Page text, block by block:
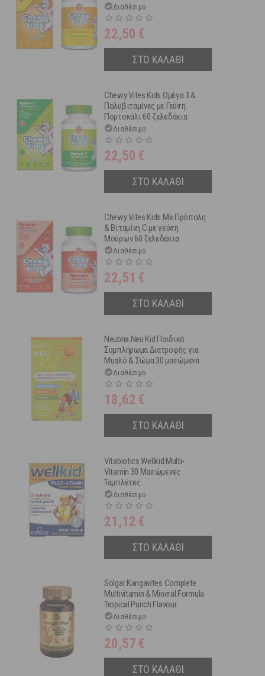
Διαθέσιμο
22,50 €
ΣΤΟ ΚΑΛΑΘΙ
Chewy Vites Kids Ωμέγα 3 &
Πολυβιταμίνες με Γεύση
Πορτοκάλι 60 ζελεδάκια
Διαθέσιμο
22,50 €
ΣΤΟ ΚΑΛΑΘΙ
Chewy Vites Kids Με Πρόπολη
& Βιταμίνη C με γεύση
Μούρων 60 ζελεδάκια
Διαθέσιμο
22,51 €
ΣΤΟ ΚΑΛΑΘΙ
Neubria Neu Kid Παιδικό
Συμπλήρωμα Διατροφής για
Μυαλό & Σώμα 30 μασώμενα
δισκία
Διαθέσιμο
18,62 €
ΣΤΟ ΚΑΛΑΘΙ
Vitabiotics Wellkid Multi-
Vitamin 30 Μασώμενες
Ταμπλέτες
Διαθέσιμο
21,12 €
ΣΤΟ ΚΑΛΑΘΙ
Solgar Kangavites Complete
Multivitamin & Mineral Formula
Tropical Punch Flavour
Συμπληρώματα Για Παιδιά 60
Chewable Tabs
Διαθέσιμο
20,57 €
ΣΤΟ ΚΑΛΑΘΙ